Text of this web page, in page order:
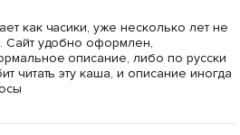
как часики, уже несколько лет не
Сайт удобно оформлен,
описание, либо по русски
читать эту каша, и описание иногда